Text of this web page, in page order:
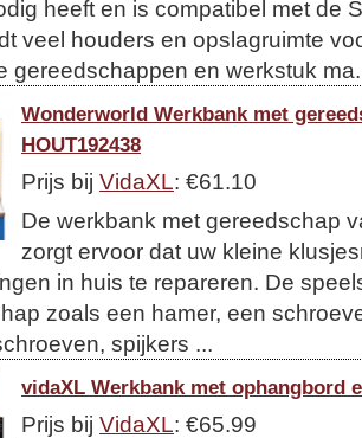
heeft en is compatibel met de
veel houders en opslagruimte
gereedschappen en werkstuk
Wonderworld Werkbank met
HOUT192438
Prijs bij VidaXL: €61.10
De werkbank met gereedschap
zorgt ervoor dat uw kleine
in huis te repareren. De
zoals een hamer, een
spijkers ...
vidaXL Werkbank met ophangbord
Prijs bij VidaXL: €65.99